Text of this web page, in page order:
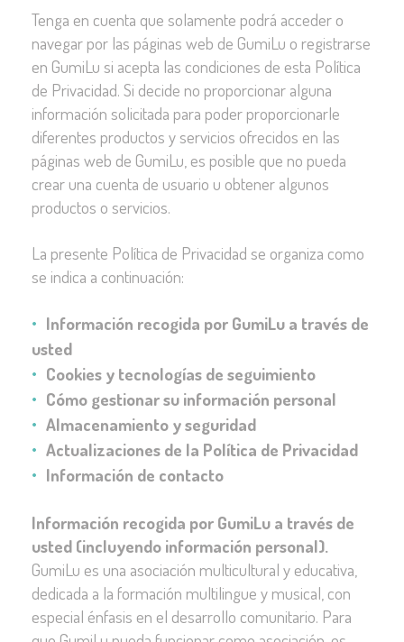
Tenga en cuenta que solamente podrá acceder o
navegar por las páginas web de GumiLu o registrarse
en GumiLu si acepta las condiciones de esta Política
de Privacidad. Si decide no proporcionar alguna
información solicitada para poder proporcionarle
diferentes productos y servicios ofrecidos en las
páginas web de GumiLu, es posible que no pueda
crear una cuenta de usuario u obtener algunos
productos o servicios.
La presente Política de Privacidad se organiza como
se indica a continuación:
Información recogida por GumiLu a través de
usted
Cookies y tecnologías de seguimiento
Cómo gestionar su información personal
Almacenamiento y seguridad
Actualizaciones de la Política de Privacidad
Información de contacto
Información recogida por GumiLu a través de
usted (incluyendo información personal).
GumiLu es una asociación multicultural y educativa,
dedicada a la formación multilingue y musical, con
especial énfasis en el desarrollo comunitario. Para